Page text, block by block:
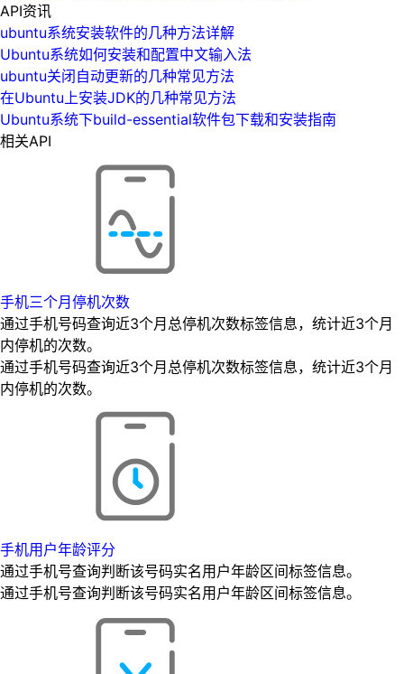
API资讯
ubuntu系统安装软件的几种方法详解
Ubuntu系统如何安装和配置中文输入法
ubuntu关闭自动更新的几种常见方法
在Ubuntu上安装JDK的几种常见方法
Ubuntu系统下build-essential软件包下载和安装指南
相关API
手机三个月停机次数
通过手机号码查询近3个月总停机次数标签信息，统计近3个月
内停机的次数。
通过手机号码查询近3个月总停机次数标签信息，统计近3个月
内停机的次数。
手机用户年龄评分
通过手机号查询判断该号码实名用户年龄区间标签信息。
通过手机号查询判断该号码实名用户年龄区间标签信息。